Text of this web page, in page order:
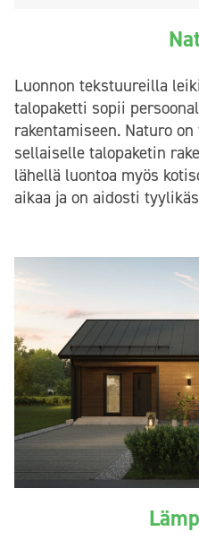
Luonnon tekstuureilla
talopaketti sopii
rakentamiseen. Naturo
sellaiselle talopaketin
lähellä luontoa myös
aikaa ja on aidosti